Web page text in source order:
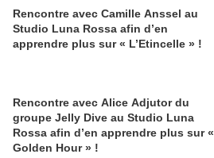
Rencontre avec Camille Anssel au
Studio Luna Rossa afin d’en
apprendre plus sur « L’Etincelle » !
Rencontre avec Alice Adjutor du
groupe Jelly Dive au Studio Luna
Rossa afin d’en apprendre plus sur «
Golden Hour » !